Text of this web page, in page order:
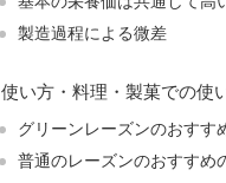
製造過程による微差
使い方・料理・製菓での使
グリーンレーズンのおすす
普通のレーズンのおすすめ